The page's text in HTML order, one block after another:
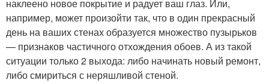
наклеено новое покрытие и радует ваш глаз. Или,
например, может произойти так, что в один прекрасный
день на ваших стенах образуется множество пузырьков
— признаков частичного отхождения обоев. А из такой
ситуации только 2 выхода: либо начинать новый ремонт,
либо смириться с неряшливой стеной.